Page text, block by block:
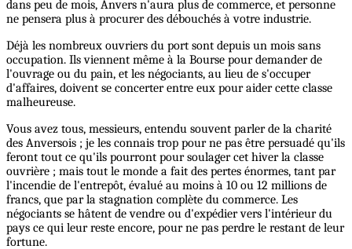
dans peu de mois, Anvers n'aura plus de commerce, et personne
ne pensera plus à procurer des débouchés à votre industrie.
Déjà les nombreux ouvriers du port sont depuis un mois sans
occupation. Ils viennent même à la Bourse pour demander de
l'ouvrage ou du pain, et les négociants, au lieu de s'occuper
d'affaires, doivent se concerter entre eux pour aider cette classe
malheureuse.
Vous avez tous, messieurs, entendu souvent parler de la charité
des Anversois ; je les connais trop pour ne pas être persuadé qu'ils
feront tout ce qu'ils pourront pour soulager cet hiver la classe
ouvrière ; mais tout le monde a fait des pertes énormes, tant par
l'incendie de l'entrepôt, évalué au moins à 10 ou 12 millions de
francs, que par la stagnation complète du commerce. Les
négociants se hâtent de vendre ou d'expédier vers l'intérieur du
pays ce qui leur reste encore, pour ne pas perdre le restant de leur
fortune.